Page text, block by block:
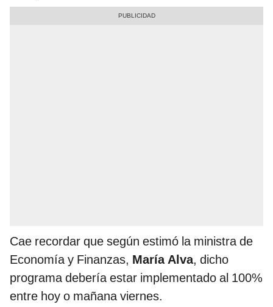
Cae recordar que según estimó la ministra de
Economía y Finanzas, María Alva, dicho
programa debería estar implementado al 100%
entre hoy o mañana viernes.